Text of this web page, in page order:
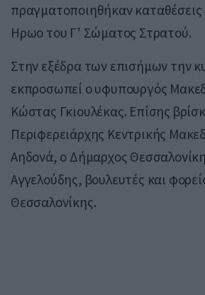
πραγματοποιηθήκαν
Ηρωο του Γ’ Σώματος Στρατού.
Στην εξέδρα των επισήμων την
εκπροσωπεί ο υφυπουργός
Κώστας Γκιουλέκας. Επίσης
Περιφερειάρχης Κεντρικής
Αηδονά, ο Δήμαρχος
Αγγελούδης, βουλευτές και
Θεσσαλονίκης.